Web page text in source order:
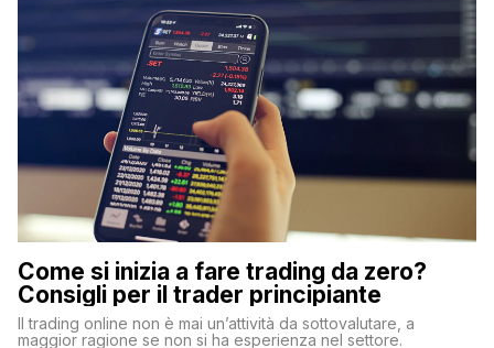
Come si inizia a fare trading da zero?
Consigli per il trader principiante
Il trading online non è mai un’attività da sottovalutare, a
maggior ragione se non si ha esperienza nel settore.